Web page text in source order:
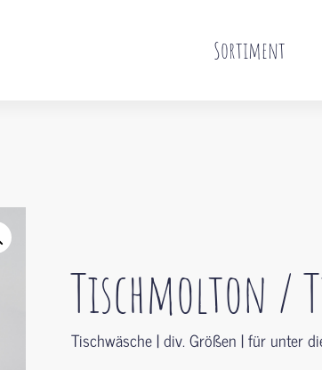
Sortiment
Tischmolton /
Tischwäsche | div. Größen | für unter